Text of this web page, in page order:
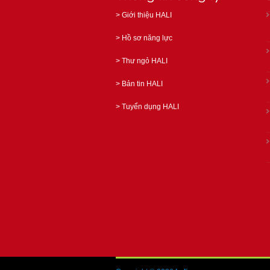
> Giới thiệu HALI
> Hồ sơ năng lực
> Thư ngỏ HALI
> Bản tin HALI
> Tuyển dụng HALI